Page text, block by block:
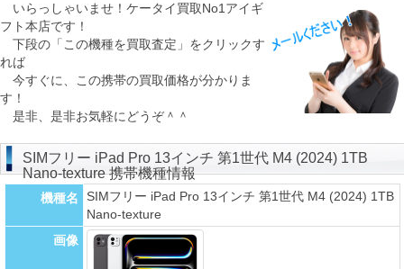
いらっしゃいませ！ケータイ買取No1アイギ
フト本店です！
下段の「この機種を買取査定」をクリックす
れば
今すぐに、この携帯の買取価格が分かりま
す！
是非、是非お気軽にどうぞ＾＾
SIMフリー iPad Pro 13インチ 第1世代 M4 (2024) 1TB
Nano-texture 携帯機種情報
機種名
SIMフリー iPad Pro 13インチ 第1世代 M4 (2024) 1TB
Nano-texture
画像